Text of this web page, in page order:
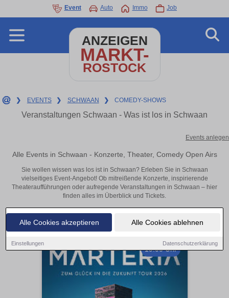
Alle Cookies akzeptieren Alle Cookies ablehnen
Einstellungen Datenschutzerklärung
Event Auto Immo Job
ANZEIGEN
MARKT-
ROSTOCK
❯ EVENTS ❯ SCHWAAN ❯ COMEDY-SHOWS
Veranstaltungen Schwaan - Was ist los in Schwaan
Events anlegen
Alle Events in Schwaan - Konzerte, Theater, Comedy Open Airs
Sie wollen wissen was los ist in Schwaan? Erleben Sie in Schwaan
vielseitiges Event-Angebot! Ob mitreißende Konzerte, inspirierende
Theateraufführungen oder aufregende Veranstaltungen in Schwaan – hier
finden alles im Überblick und Tickets.
19:00 Uhr